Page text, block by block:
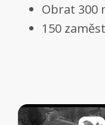
Obrat 300
150